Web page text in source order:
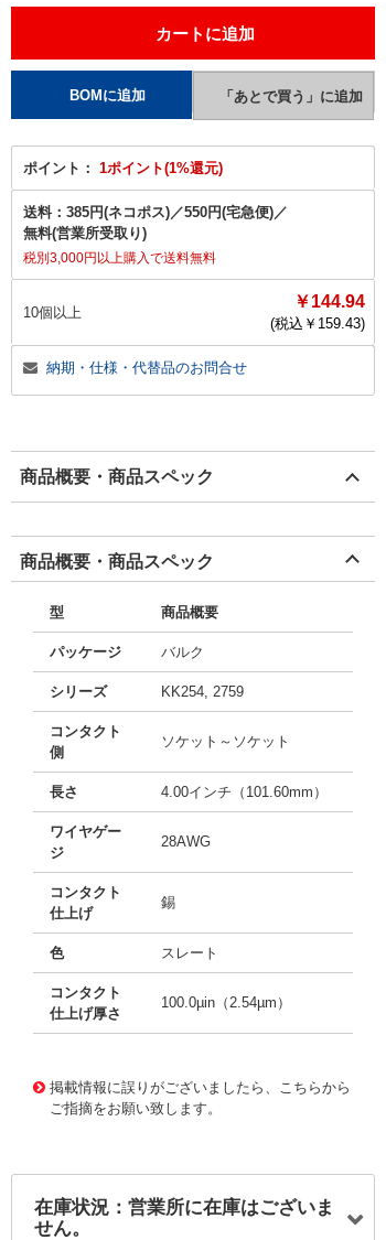
ポイント： 1ポイント(1%還元)
送料： 385円(ネコポス)／550円(宅急便)／
無料(営業所受取り)
税別3,000円以上購入で送料無料
10個以上
￥144.94
(税込￥ 159.43)
納期・仕様・代替品のお問合せ
商品概要・商品スペック
商品概要・商品スペック
型 商品概要
パッケージ バルク
シリーズ KK254, 2759
コンタクト
側
ソケット～ソケット
長さ 4.00インチ（101.60mm）
ワイヤゲー
ジ
28AWG
コンタクト
仕上げ
錫
色 スレート
コンタクト
仕上げ厚さ
100.0µin（2.54µm）
掲載情報に誤りがございましたら、こちらから
ご指摘をお願い致します。
在庫状況：営業所に在庫はございま
せん。